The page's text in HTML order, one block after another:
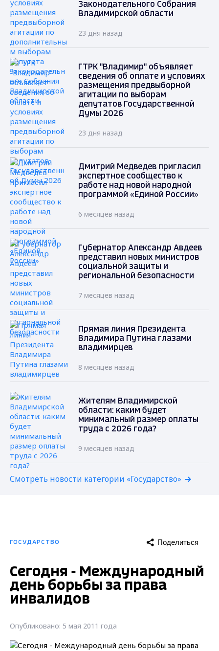
Законодательного Собрания
Владимирской области
23 дня назад
ГТРК "Владимир" объявляет
сведения об оплате и условиях
размещения предвыборной
агитации по выборам
депутатов Государственной
Думы 2026
23 дня назад
Дмитрий Медведев пригласил
экспертное сообщество к
работе над новой народной
программой «Единой России»
6 месяцев назад
Губернатор Александр Авдеев
представил новых министров
социальной защиты и
региональной безопасности
7 месяцев назад
Прямая линия Президента
Владимира Путина глазами
владимирцев
8 месяцев назад
Жителям Владимирской
области: каким будет
минимальный размер оплаты
труда с 2026 года?
9 месяцев назад
Смотреть новости категории «Государство»
ГОСУДАРСТВО Поделиться
Сегодня - Международный
день борьбы за права
инвалидов
Опубликовано: 5 мая 2011 года